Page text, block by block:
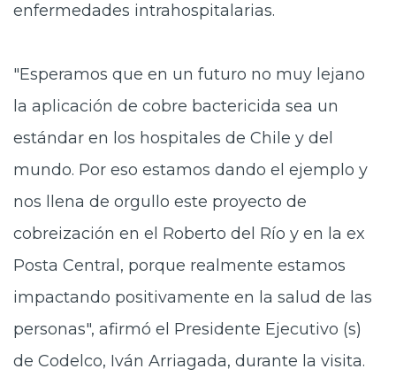
enfermedades intrahospitalarias.
"Esperamos que en un futuro no muy lejano
la aplicación de cobre bactericida sea un
estándar en los hospitales de Chile y del
mundo. Por eso estamos dando el ejemplo y
nos llena de orgullo este proyecto de
cobreización en el Roberto del Río y en la ex
Posta Central, porque realmente estamos
impactando positivamente en la salud de las
personas", afirmó el Presidente Ejecutivo (s)
de Codelco, Iván Arriagada, durante la visita.